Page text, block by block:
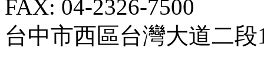
FAX: 04-2326-7500
台中市西區台灣大道二段